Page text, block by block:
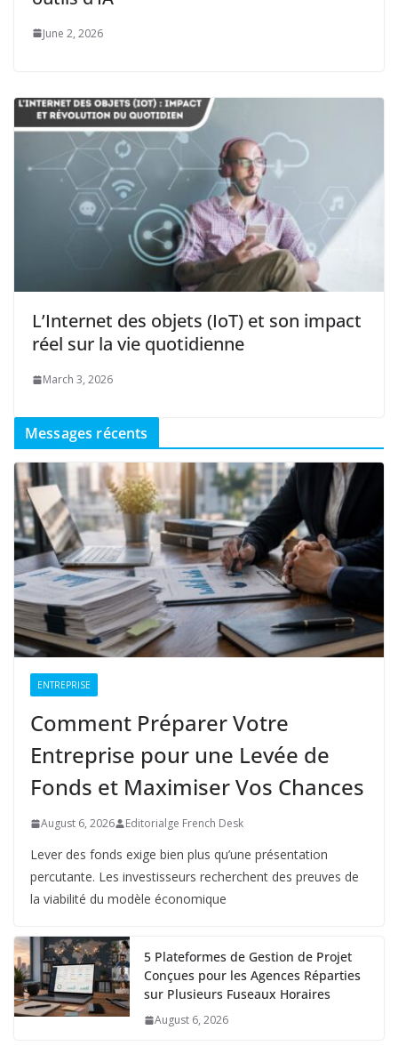
June 2, 2026
L’Internet des objets (IoT) et son impact
réel sur la vie quotidienne
March 3, 2026
Messages récents
ENTREPRISE
Comment Préparer Votre
Entreprise pour une Levée de
Fonds et Maximiser Vos Chances
August 6, 2026 Editorialge French Desk
Lever des fonds exige bien plus qu’une présentation
percutante. Les investisseurs recherchent des preuves de
la viabilité du modèle économique
5 Plateformes de Gestion de Projet
Conçues pour les Agences Réparties
sur Plusieurs Fuseaux Horaires
August 6, 2026